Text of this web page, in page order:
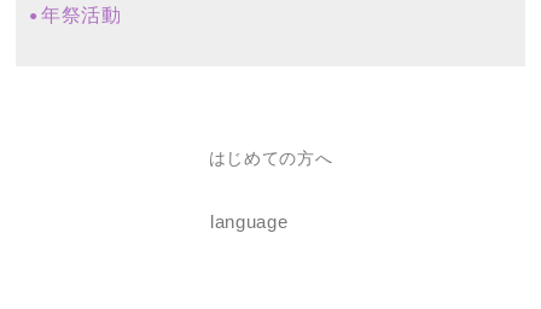
年祭活動
はじめての方へ
language